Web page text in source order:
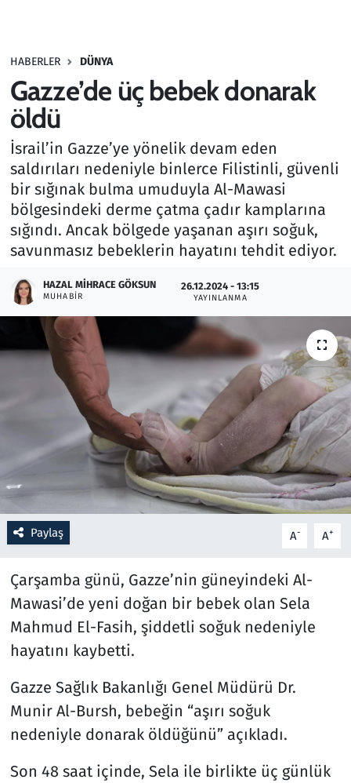
HABERLER DÜNYA
Gazze’de üç bebek donarak
öldü
İsrail’in Gazze’ye yönelik devam eden
saldırıları nedeniyle binlerce Filistinli, güvenli
bir sığınak bulma umuduyla Al-Mawasi
bölgesindeki derme çatma çadır kamplarına
sığındı. Ancak bölgede yaşanan aşırı soğuk,
savunmasız bebeklerin hayatını tehdit ediyor.
HAZAL MIHRACE GÖKSUN
MUHABIR
26.12.2024 - 13:15
YAYINLANMA
Paylaş A- A+
Çarşamba günü, Gazze’nin güneyindeki Al-
Mawasi’de yeni doğan bir bebek olan Sela
Mahmud El-Fasih, şiddetli soğuk nedeniyle
hayatını kaybetti.
Gazze Sağlık Bakanlığı Genel Müdürü Dr.
Munir Al-Bursh, bebeğin “aşırı soğuk
nedeniyle donarak öldüğünü” açıkladı.
Son 48 saat içinde, Sela ile birlikte üç günlük
Haber
Kültür Sanat
Kurumsal Haberler
Lezzet Durağı
Memur ve Kamu
Ramazan
Resmi İlanlar
Rüya Tabirleri
Savunma Sanayi
Seçim 2023
Spor
Teknoloji ve Bilim